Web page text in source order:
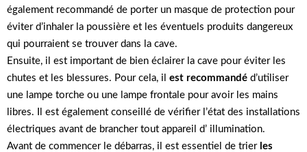
également recommandé de porter un masque de protection pour
éviter d’inhaler la poussière et les éventuels produits dangereux
qui pourraient se trouver dans la cave.
Ensuite, il est important de bien éclairer la cave pour éviter les
chutes et les blessures. Pour cela, il est recommandé d’utiliser
une lampe torche ou une lampe frontale pour avoir les mains
libres. Il est également conseillé de vérifier l’état des installations
électriques avant de brancher tout appareil d’ illumination.
Avant de commencer le débarras, il est essentiel de trier les